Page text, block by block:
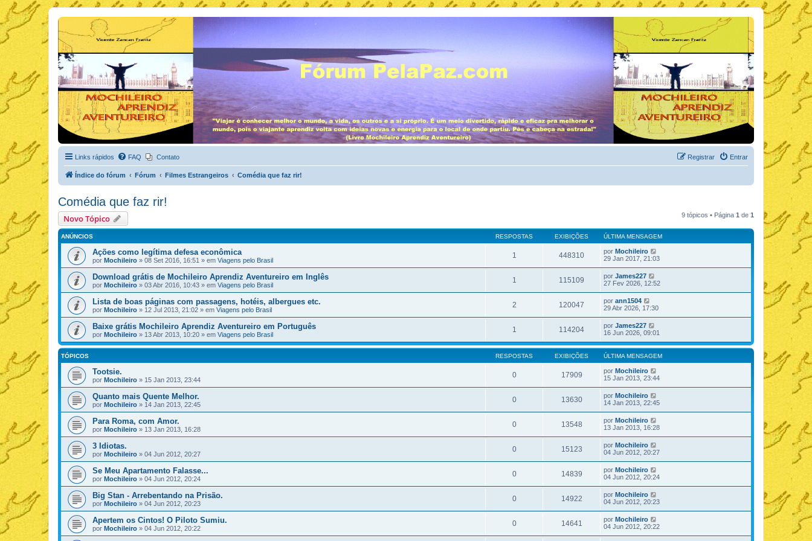
Links rápidos FAQ Contato Entrar
Registrar
Índice do fórum Fórum Filmes Estrangeiros Comédia que faz rir!
Comédia que faz rir!
Novo Tópico 9 tópicos • Página 1 de 1
ANÚNCIOS RESPOSTAS EXIBIÇÕES ÚLTIMA MENSAGEM
Ações como legítima defesa econômica
por Mochileiro » 08 Set 2016, 16:51 » em Viagens pelo Brasil
1 448310 por Mochileiro
29 Jan 2017, 21:03
Download grátis de Mochileiro Aprendiz Aventureiro em Inglês
por Mochileiro » 03 Abr 2016, 10:43 » em Viagens pelo Brasil
1 115109 por James227
27 Fev 2026, 12:52
Lista de boas páginas com passagens, hotéis, albergues etc.
por Mochileiro » 12 Jul 2013, 21:02 » em Viagens pelo Brasil
2 120047 por ann1504
29 Abr 2026, 17:30
Baixe grátis Mochileiro Aprendiz Aventureiro em Português
por Mochileiro » 13 Abr 2013, 10:20 » em Viagens pelo Brasil
1 114204 por James227
16 Jun 2026, 09:01
TÓPICOS RESPOSTAS EXIBIÇÕES ÚLTIMA MENSAGEM
Tootsie.
por Mochileiro » 15 Jan 2013, 23:44
0 17909 por Mochileiro
15 Jan 2013, 23:44
Quanto mais Quente Melhor.
por Mochileiro » 14 Jan 2013, 22:45
0 13630 por Mochileiro
14 Jan 2013, 22:45
Para Roma, com Amor.
por Mochileiro » 13 Jan 2013, 16:28
0 13548 por Mochileiro
13 Jan 2013, 16:28
3 Idiotas.
por Mochileiro » 04 Jun 2012, 20:27
0 15123 por Mochileiro
04 Jun 2012, 20:27
Se Meu Apartamento Falasse...
por Mochileiro » 04 Jun 2012, 20:24
0 14839 por Mochileiro
04 Jun 2012, 20:24
Big Stan - Arrebentando na Prisão.
por Mochileiro » 04 Jun 2012, 20:23
0 14922 por Mochileiro
04 Jun 2012, 20:23
Apertem os Cintos! O Piloto Sumiu.
por Mochileiro » 04 Jun 2012, 20:22
0 14641 por Mochileiro
04 Jun 2012, 20:22